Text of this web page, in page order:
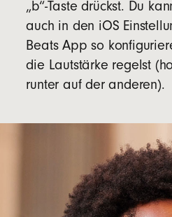
„b“-Taste drückst. Du
auch in den iOS
Beats App so
die Lautstärke regelst
runter auf der anderen).